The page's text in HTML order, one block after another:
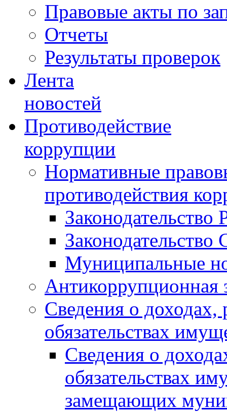
Правовые акты по
Отчеты
Результаты проверок
Лента
новостей
Противодействие
коррупции
Нормативные
противодействия
Законодательство
Муниципальные
Антикоррупционная
Сведения о доходах,
обязательствах
Сведения о
обязательствах
замещающих